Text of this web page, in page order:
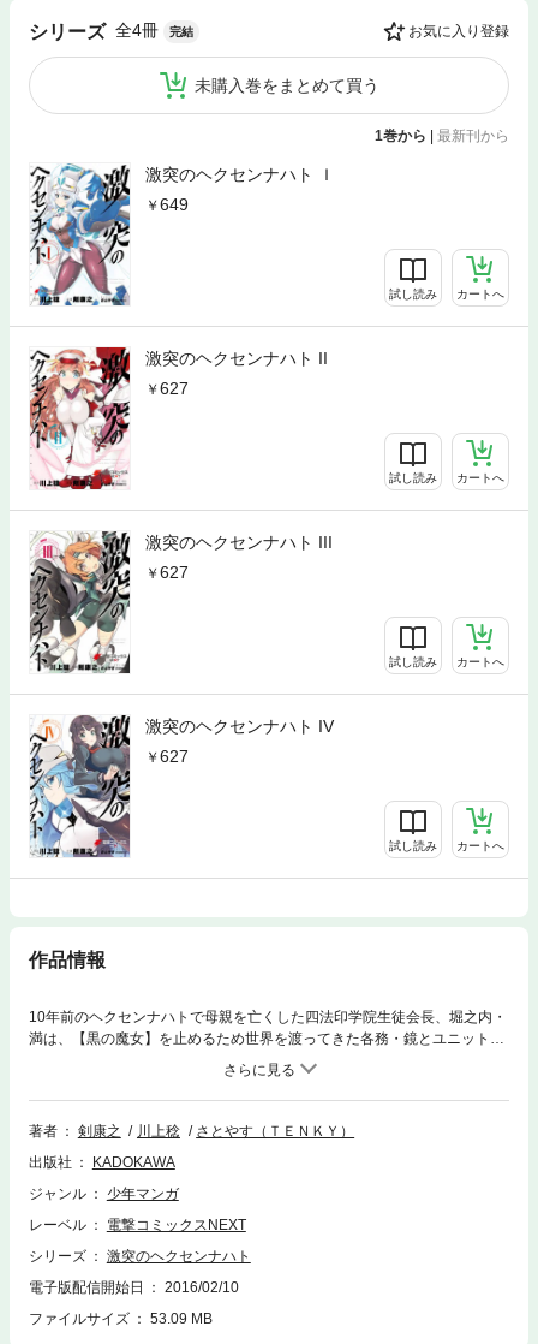
シリーズ 全4冊 完結 お気に入り登録
未購入巻をまとめて買う
1巻から | 最新刊から
激突のヘクセンナハト Ｉ
649
試し読み カートへ
激突のヘクセンナハト II
627
試し読み カートへ
激突のヘクセンナハト III
627
試し読み カートへ
激突のヘクセンナハト IV
627
試し読み カートへ
作品情報
10年前のヘクセンナハトで母親を亡くした四法印学院生徒会長、堀之内・
満は、【黒の魔女】を止めるため世界を渡ってきた各務・鏡とユニットを
組む。米国代表のエルシー・ハンターを破った二人だったが、そこへ新た
な因縁が――。少女たちはハートを燃やし空を駆ける。新たな仲間を信じ
るために!!
著者
剣康之 川上稔
さとやす（ＴＥＮＫＹ）
出版社
KADOKAWA
ジャンル
少年マンガ
レーベル
電撃コミックスNEXT
シリーズ
激突のヘクセンナハト
電子版配信開始日
2016/02/10
ファイルサイズ
53.09 MB